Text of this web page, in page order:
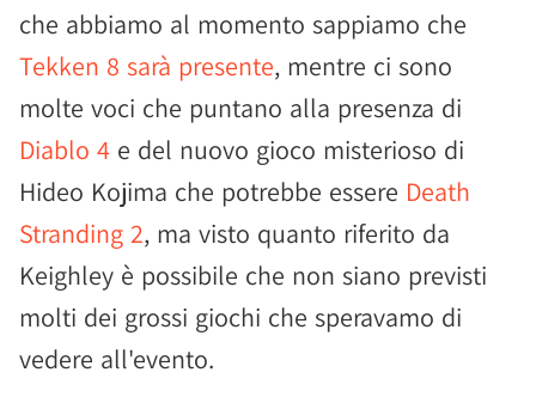
che abbiamo al momento sappiamo che
Tekken 8 sarà presente, mentre ci sono
molte voci che puntano alla presenza di
Diablo 4 e del nuovo gioco misterioso di
Hideo Kojima che potrebbe essere Death
Stranding 2, ma visto quanto riferito da
Keighley è possibile che non siano previsti
molti dei grossi giochi che speravamo di
vedere all'evento.